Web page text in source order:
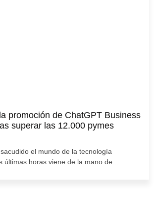
promoción de ChatGPT Business
superar las 12.000 pymes
el mundo de la tecnología
últimas horas viene de la mano de...